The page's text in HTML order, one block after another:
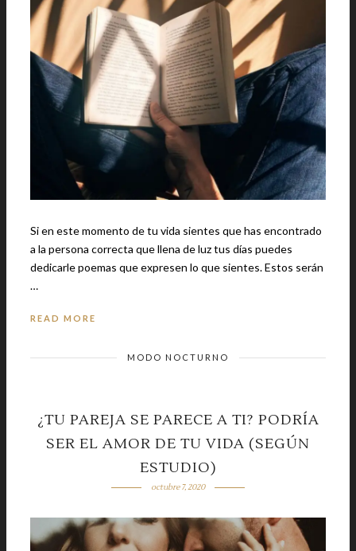
Si en este momento de tu vida sientes que has encontrado
a la persona correcta que llena de luz tus días puedes
dedicarle poemas que expresen lo que sientes. Estos serán
…
READ MORE
MODO NOCTURNO
¿TU PAREJA SE PARECE A TI? PODRÍA
SER EL AMOR DE TU VIDA (SEGÚN
ESTUDIO)
octubre 7, 2020